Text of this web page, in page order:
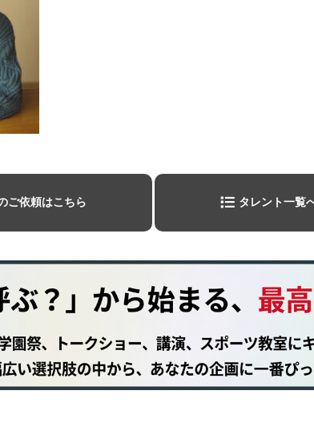
ご依頼はこちら タレント一覧